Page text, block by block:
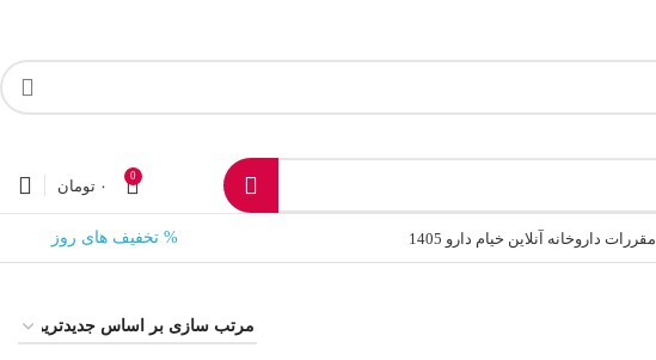
0
۰ تومان
داروخانه آنلاین خیام دارو 1405 % تخفیف های روز